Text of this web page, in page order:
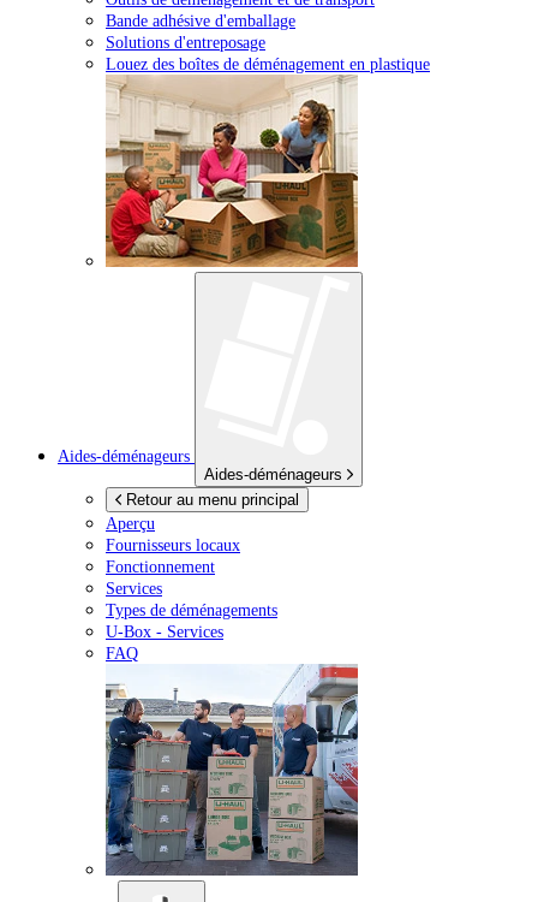
Bande adhésive d'emballage
Solutions d'entreposage
Louez des boîtes de déménagement en plastique
Aides-déménageurs
Aides-déménageurs
Retour au menu principal
Aperçu
Fournisseurs locaux
Fonctionnement
Services
Types de déménagements
U-Box - Services
FAQ